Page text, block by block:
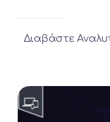
Διαβάστε